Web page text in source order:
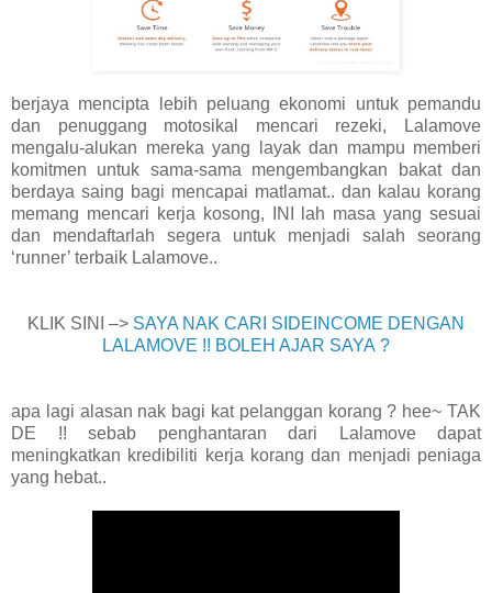
berjaya mencipta lebih peluang ekonomi untuk pemandu
dan penuggang motosikal mencari rezeki, Lalamove
mengalu-alukan mereka yang layak dan mampu memberi
komitmen untuk sama-sama mengembangkan bakat dan
berdaya saing bagi mencapai matlamat.. dan kalau korang
memang mencari kerja kosong, INI lah masa yang sesuai
dan mendaftarlah segera untuk menjadi salah seorang
‘runner’ terbaik Lalamove..
KLIK SINI –> SAYA NAK CARI SIDEINCOME DENGAN
LALAMOVE !! BOLEH AJAR SAYA ?
apa lagi alasan nak bagi kat pelanggan korang ? hee~ TAK
DE !! sebab penghantaran dari Lalamove dapat
meningkatkan kredibiliti kerja korang dan menjadi peniaga
yang hebat..